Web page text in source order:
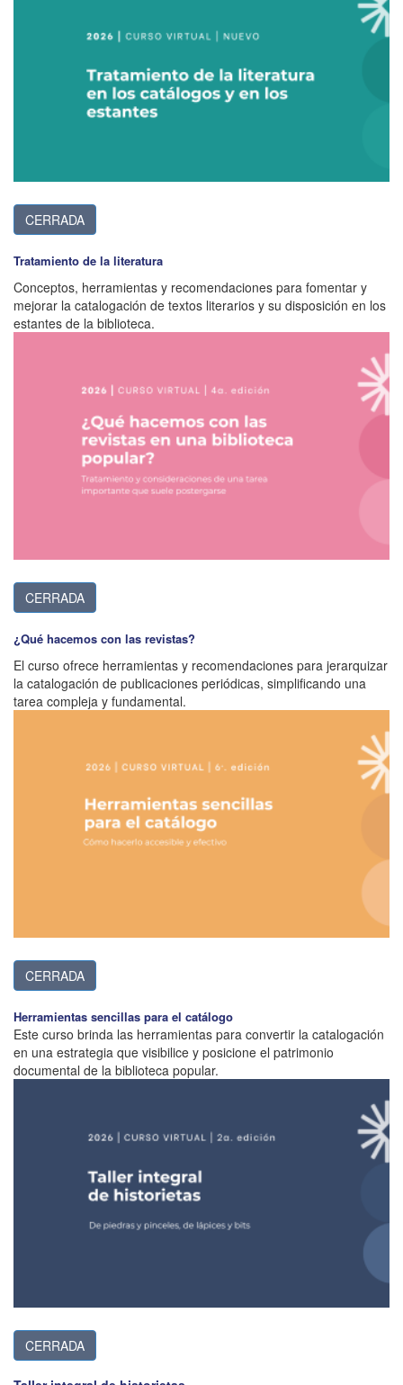
CERRADA
Tratamiento de la literatura
Conceptos, herramientas y recomendaciones para fomentar y
mejorar la catalogación de textos literarios y su disposición en los
estantes de la biblioteca.
CERRADA
¿Qué hacemos con las revistas?
El curso ofrece herramientas y recomendaciones para jerarquizar
la catalogación de publicaciones periódicas, simplificando una
tarea compleja y fundamental.
CERRADA
Herramientas sencillas para el catálogo
Este curso brinda las herramientas para convertir la catalogación
en una estrategia que visibilice y posicione el patrimonio
documental de la biblioteca popular.
CERRADA